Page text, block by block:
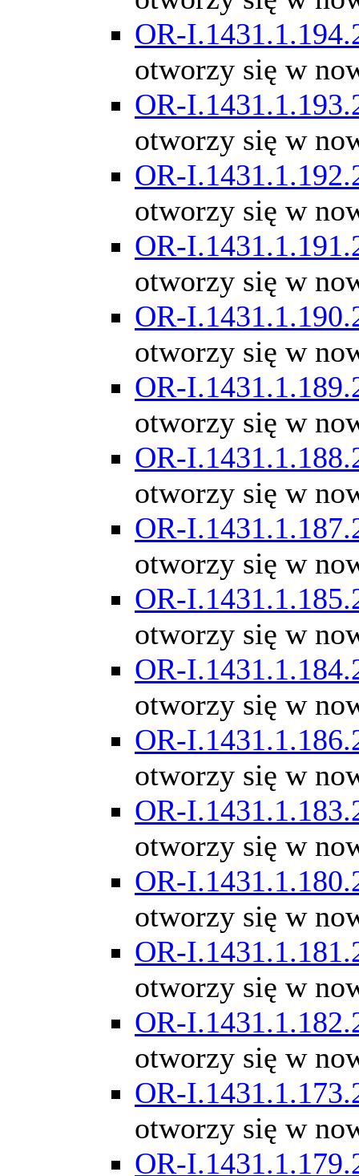
OR-
otworzy się w
OR-
otworzy się w
OR-
otworzy się w
OR-
otworzy się w
OR-
otworzy się w
OR-
otworzy się w
OR-
otworzy się w
OR-
otworzy się w
OR-
otworzy się w
OR-
otworzy się w
OR-
otworzy się w
OR-
otworzy się w
OR-
otworzy się w
OR-
otworzy się w
OR-
otworzy się w
OR-
otworzy się w
OR-